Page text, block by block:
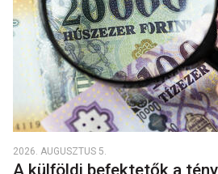
2026. AUGUSZTUS 5.